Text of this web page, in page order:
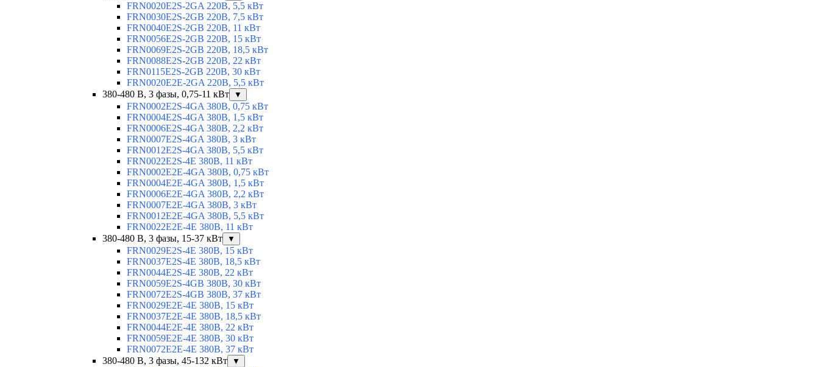
FRN0020E2S-2GA 220В, 5,5 кВт
FRN0030E2S-2GB 220В, 7,5 кВт
FRN0040E2S-2GB 220В, 11 кВт
FRN0056E2S-2GB 220В, 15 кВт
FRN0069E2S-2GB 220В, 18,5 кВт
FRN0088E2S-2GB 220В, 22 кВт
FRN0115E2S-2GB 220В, 30 кВт
FRN0020E2E-2GA 220В, 5,5 кВт
380-480 В, 3 фазы, 0,75-11 кВт
▼
FRN0002E2S-4GA 380В, 0,75 кВт
FRN0004E2S-4GA 380В, 1,5 кВт
FRN0006E2S-4GA 380В, 2,2 кВт
FRN0007E2S-4GA 380В, 3 кВт
FRN0012E2S-4GA 380В, 5,5 кВт
FRN0022E2S-4E 380В, 11 кВт
FRN0002E2E-4GA 380В, 0,75 кВт
FRN0004E2E-4GA 380В, 1,5 кВт
FRN0006E2E-4GA 380В, 2,2 кВт
FRN0007E2E-4GA 380В, 3 кВт
FRN0012E2E-4GA 380В, 5,5 кВт
FRN0022E2E-4E 380В, 11 кВт
380-480 В, 3 фазы, 15-37 кВт
▼
FRN0029E2S-4E 380В, 15 кВт
FRN0037E2S-4E 380В, 18,5 кВт
FRN0044E2S-4E 380В, 22 кВт
FRN0059E2S-4GB 380В, 30 кВт
FRN0072E2S-4GB 380В, 37 кВт
FRN0029E2E-4E 380В, 15 кВт
FRN0037E2E-4E 380В, 18,5 кВт
FRN0044E2E-4E 380В, 22 кВт
FRN0059E2E-4E 380В, 30 кВт
FRN0072E2E-4E 380В, 37 кВт
380-480 В, 3 фазы, 45-132 кВт
▼